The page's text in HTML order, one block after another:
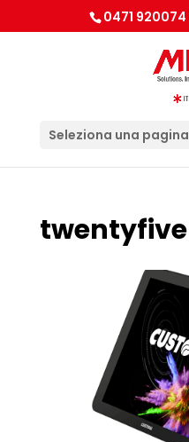
0471 920074
Seleziona una pagina
twentyfive